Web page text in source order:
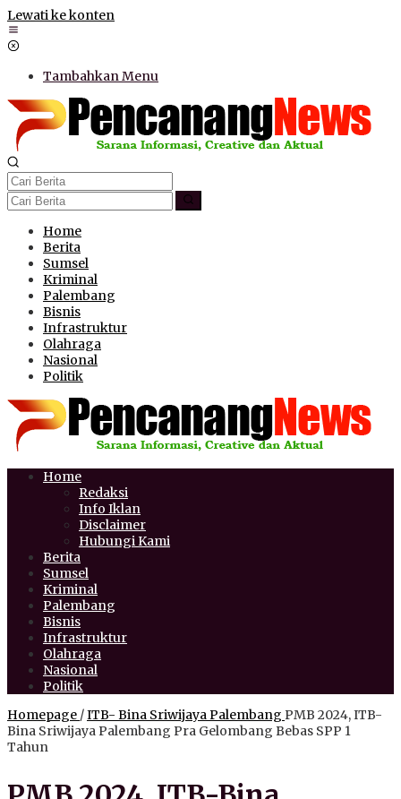
Lewati ke konten
Tambahkan Menu
Home
Berita
Sumsel
Kriminal
Palembang
Bisnis
Infrastruktur
Olahraga
Nasional
Politik
Home
Redaksi
Info Iklan
Disclaimer
Hubungi Kami
Berita
Sumsel
Kriminal
Palembang
Bisnis
Infrastruktur
Olahraga
Nasional
Politik
Homepage /ITB- Bina Sriwijaya Palembang PMB 2024, ITB-
Bina Sriwijaya Palembang Pra Gelombang Bebas SPP 1
Tahun